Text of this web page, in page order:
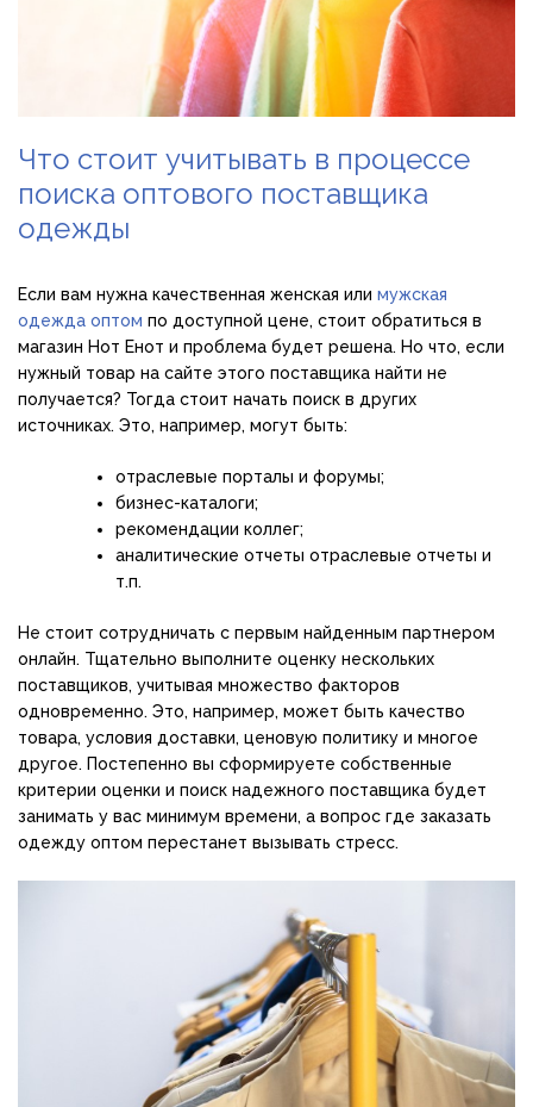
Что стоит учитывать в процессе
поиска оптового поставщика
одежды
Если вам нужна качественная женская или мужская
одежда оптом по доступной цене, стоит обратиться в
магазин Нот Енот и проблема будет решена. Но что, если
нужный товар на сайте этого поставщика найти не
получается? Тогда стоит начать поиск в других
источниках. Это, например, могут быть:
отраслевые порталы и форумы;
бизнес-каталоги;
рекомендации коллег;
аналитические отчеты отраслевые отчеты и
т.п.
Не стоит сотрудничать с первым найденным партнером
онлайн. Тщательно выполните оценку нескольких
поставщиков, учитывая множество факторов
одновременно. Это, например, может быть качество
товара, условия доставки, ценовую политику и многое
другое. Постепенно вы сформируете собственные
критерии оценки и поиск надежного поставщика будет
занимать у вас минимум времени, а вопрос где заказать
одежду оптом перестанет вызывать стресс.